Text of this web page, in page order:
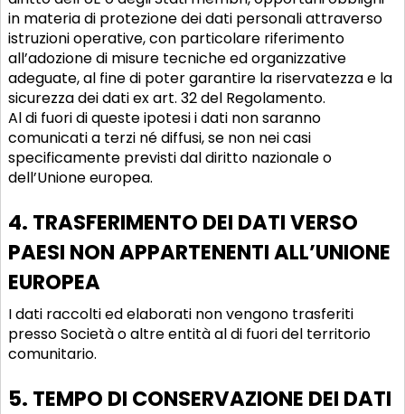
in materia di protezione dei dati personali attraverso
istruzioni operative, con particolare riferimento
all’adozione di misure tecniche ed organizzative
adeguate, al fine di poter garantire la riservatezza e la
sicurezza dei dati ex art. 32 del Regolamento.
Al di fuori di queste ipotesi i dati non saranno
comunicati a terzi né diffusi, se non nei casi
specificamente previsti dal diritto nazionale o
dell’Unione europea.
4. TRASFERIMENTO DEI DATI VERSO
PAESI NON APPARTENENTI ALL’UNIONE
EUROPEA
I dati raccolti ed elaborati non vengono trasferiti
presso Società o altre entità al di fuori del territorio
comunitario.
5. TEMPO DI CONSERVAZIONE DEI DATI